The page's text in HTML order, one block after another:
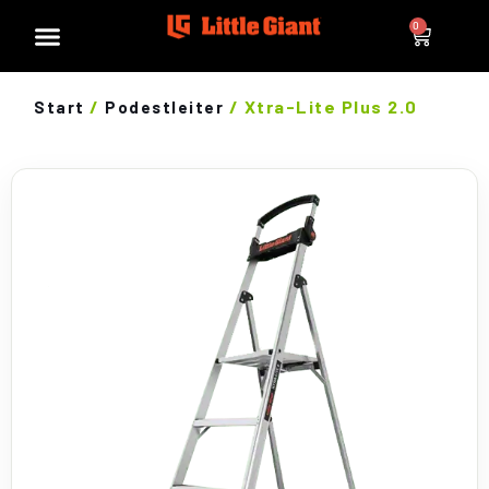
0
Start / Podestleiter / Xtra-Lite Plus 2.0